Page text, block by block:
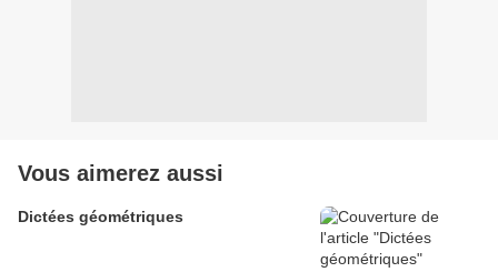
Vous aimerez aussi
Dictées géométriques